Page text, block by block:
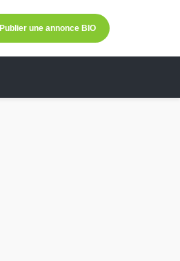
Publier une annonce BIO